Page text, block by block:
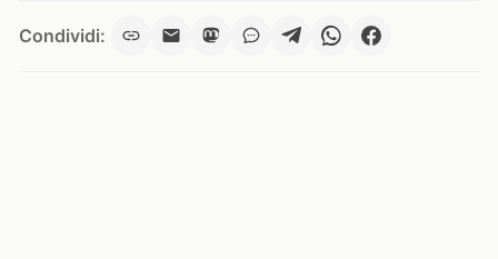
Condividi: